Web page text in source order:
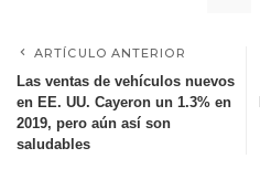
ARTÍCULO ANTERIOR
Las ventas de vehículos nuevos
en EE. UU. Cayeron un 1.3% en
2019, pero aún así son
saludables